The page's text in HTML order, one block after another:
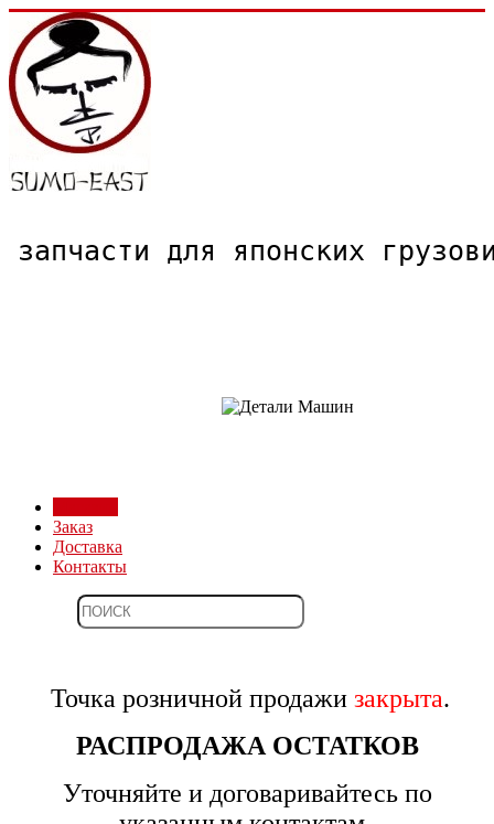
запчасти для японских
Заказ
Доставка
Контакты
Точка розничной продажи закрыта.
РАСПРОДАЖА ОСТАТКОВ
Уточняйте и договаривайтесь по